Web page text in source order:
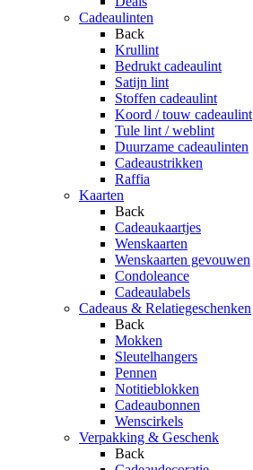
Cadeaulinten
Back
Krullint
Bedrukt cadeaulint
Satijn lint
Stoffen cadeaulint
Koord / touw cadeaulint
Tule lint / weblint
Duurzame cadeaulinten
Cadeaustrikken
Raffia
Kaarten
Back
Cadeaukaartjes
Wenskaarten
Wenskaarten gevouwen
Condoleance
Cadeaulabels
Cadeaus & Relatiegeschenken
Back
Mokken
Sleutelhangers
Pennen
Notitieblokken
Cadeaubonnen
Wenscirkels
Verpakking & Geschenk
Back